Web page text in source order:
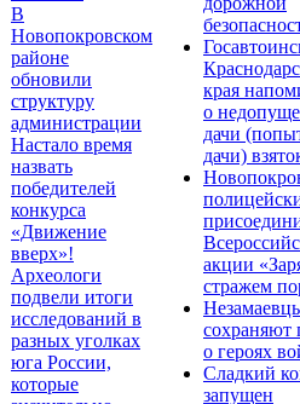
В
Новопокровском
районе
обновили
структуру
администрации
Настало время
назвать
победителей
конкурса
«Движение
вверх»!
Археологи
подвели итоги
исследований в
разных уголках
юга России,
которые
края
о
дачи
дачи)
акции
стражем
сохраняют
о героях
Сладкий
запущен